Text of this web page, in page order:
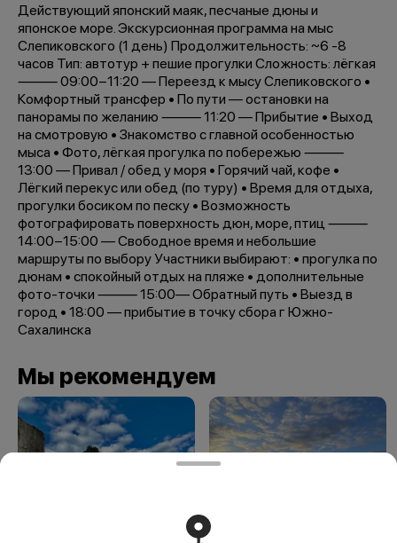
Действующий японский маяк, песчаные дюны и
японское море. Экскурсионная программа на мыс
Слепиковского (1 день) Продолжительность: ~6 -8
часов Тип: автотур + пешие прогулки Сложность: лёгкая
⸻ 09:00−11:20 — Переезд к мысу Слепиковского •
Комфортный трансфер • По пути — остановки на
панорамы по желанию ⸻ 11:20 — Прибытие • Выход
на смотровую • Знакомство с главной особенностью
мыса • Фото, лёгкая прогулка по побережью ⸻
13:00 — Привал / обед у моря • Горячий чай, кофе •
Лёгкий перекус или обед (по туру) • Время для отдыха,
прогулки босиком по песку • Возможность
фотографировать поверхность дюн, море, птиц ⸻
14:00−15:00 — Свободное время и небольшие
маршруты по выбору Участники выбирают: • прогулка по
дюнам • спокойный отдых на пляже • дополнительные
фото-точки ⸻ 15:00— Обратный путь • Выезд в
город • 18:00 — прибытие в точку сбора г Южно-
Сахалинска
Мы рекомендуем